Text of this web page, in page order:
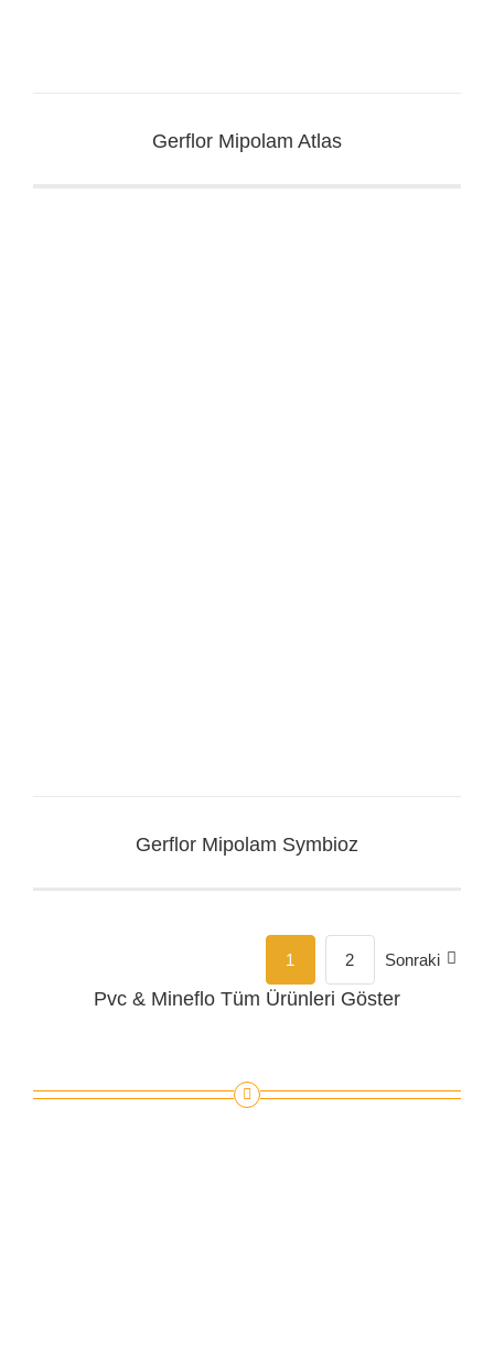
Gerflor Mipolam Atlas
Gerflor Mipolam Symbioz
1 2 Sonraki
Pvc & Mineflo Tüm Ürünleri Göster